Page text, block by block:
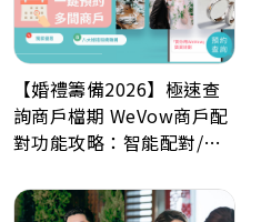
【婚禮籌備2026】極速查
詢商戶檔期 WeVow商戶配
對功能攻略：智能配對/一